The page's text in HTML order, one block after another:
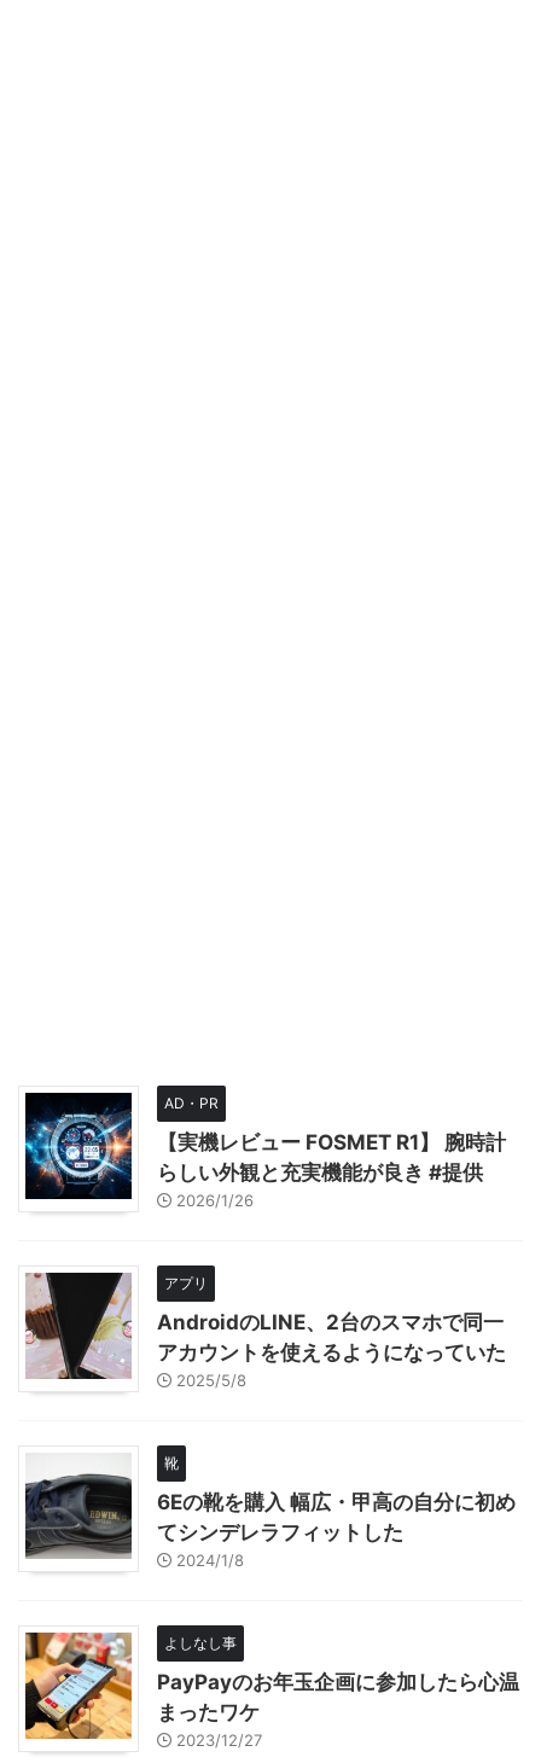
AD・PR
【実機レビュー FOSMET R1】 腕時計
らしい外観と充実機能が良き #提供
2026/1/26
アプリ
AndroidのLINE、2台のスマホで同一
アカウントを使えるようになっていた
2025/5/8
靴
6Eの靴を購入 幅広・甲高の自分に初め
てシンデレラフィットした
2024/1/8
よしなし事
PayPayのお年玉企画に参加したら心温
まったワケ
2023/12/27